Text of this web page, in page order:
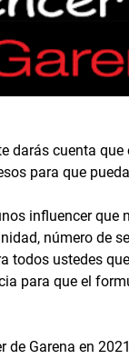
darás cuenta
para que
influencer que
número de
todos ustedes
para que el
Garena en